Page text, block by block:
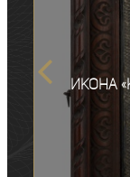
Икона